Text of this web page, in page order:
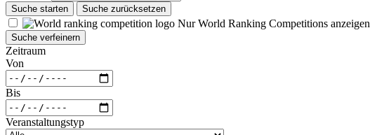
Suche starten Suche zurücksetzen
Nur World Ranking Competitions anzeigen
Suche verfeinern
Zeitraum
Von
Bis
Veranstaltungstyp